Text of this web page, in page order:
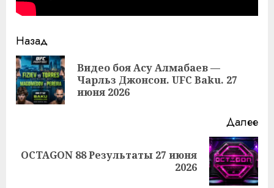
Продолжить
чтение
Назад
Видео боя Асу Алмабаев —
Чарльз Джонсон. UFC Baku. 27
июня 2026
Далее
Следующая
OCTAGON 88 Результаты 27 июня
2026